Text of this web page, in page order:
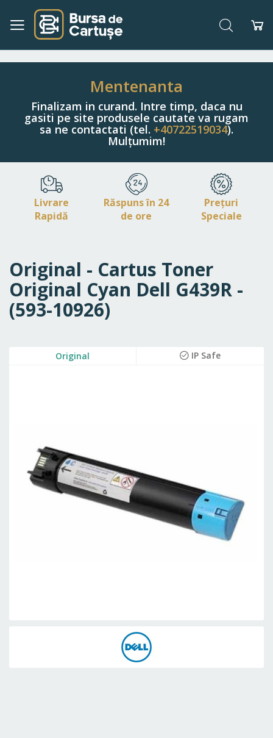
Navigați
Conținut
Căutare
Mentenanta
Finalizam in curand. Intre timp, daca nu
gasiti pe site produsele cautate va rugam
sa ne contactati (tel. +40722519034).
Mulțumim!
Livrare
Rapidă
Răspuns în 24
de ore
Prețuri
Speciale
Original - Cartus Toner
Original Cyan Dell G439R -
(593-10926)
Original IP Safe